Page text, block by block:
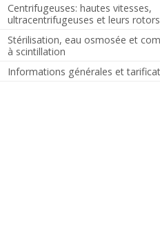
Centrifugeuses: hautes vitesses,
ultracentrifugeuses et leurs rotors
Stérilisation, eau osmosée et
à scintillation
Informations générales et